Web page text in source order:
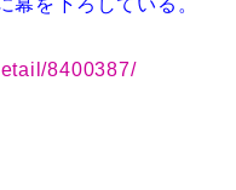
幕を下ろしている。
8400387/